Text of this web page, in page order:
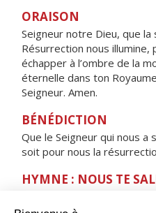
ORAISON
Seigneur notre Dieu, que la
Résurrection nous illumine,
échapper à l’ombre de la
éternelle dans ton
Seigneur. Amen.
BÉNÉDICTION
Que le Seigneur qui nous a
soit pour nous la
HYMNE : NOUS TE